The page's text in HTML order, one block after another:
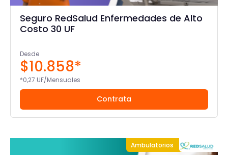
Seguro RedSalud Enfermedades de Alto
Costo 30 UF
Desde
$10.858*
*0,27 UF/Mensuales
Contrata
Ambulatorios